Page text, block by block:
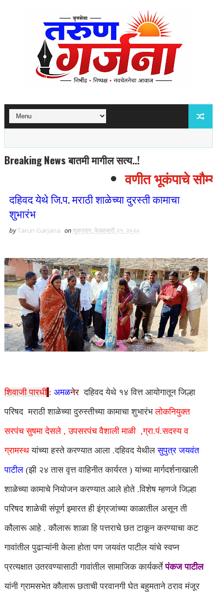
Breaking News बातमी मागील सत्य..!
वणीत भूकंपाचे सौम्य
दहिवद येथे जि.प. मराठी शाळेच्या दुरस्ती कामाचा
शुभारंभ
byTarun Garjana onशुक्रवार, फेब्रुवारी २१, २०२०
शिवाजी पारधी : अमळनेर दहिवद येथे १४ वित्त आयोगातून जिल्हा
परिषद मराठी शाळेच्या दुरुस्तीच्या कामाचा शुभारंभलोकनियुक्त
सरपंच सुषमा देसले , उपसरपंच वैशाली माळी ,ग्रा.पं.सदस्य व
ग्रामस्थयांच्या हस्ते करण्यात आला .दहिवद येथीलसुपुत्र जयवंत
पाटील(झी २४ तास वृत्त वाहिनीत कार्यरत ) यांच्या मार्गदर्शनाखाली
शाळेच्या कामाचे नियोजन करण्यात आले होते .विशेष म्हणजे जिल्हा
परिषद शाळेची संपूर्ण इमारत ही इंग्रजांच्या काळातील असून ती
कौलारू आहे . कौलारू शाळा हि पत्तराचे छत टाकून करण्याचा कट
गावांतील पुढाऱ्यांनी केला होता पण जयवंत पाटील यांचे स्वप्न
प्रत्यक्षात उतरवण्यासाठी गावांतील सामाजिक कार्यकर्तेपंकज पाटील
यांनी ग्रामसभेत कौलारू छताची परवानगी घेत बहुमताने ठराव मंजूर